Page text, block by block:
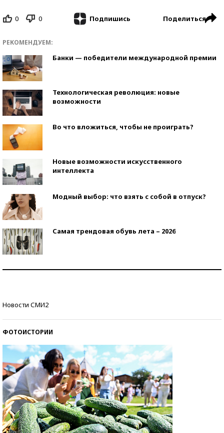
0 0 Подпишись Поделиться
РЕКОМЕНДУЕМ:
Банки — победители международной премии
Технологическая революция: новые
возможности
Во что вложиться, чтобы не проиграть?
Новые возможности искусственного
интеллекта
Модный выбор: что взять с собой в отпуск?
Самая трендовая обувь лета – 2026
Новости СМИ2
ФОТОИСТОРИИ